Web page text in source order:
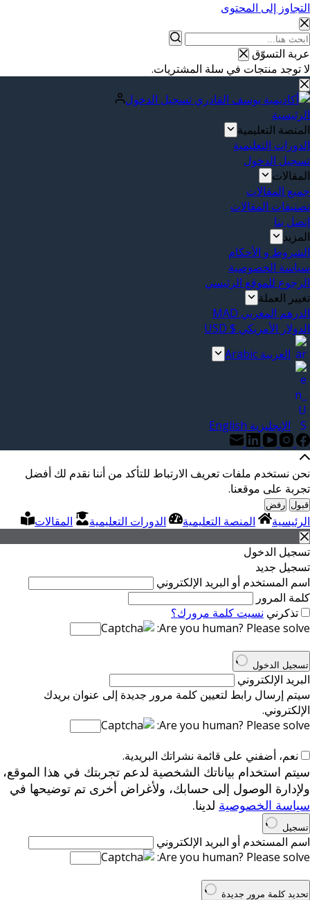
التجاوز إلى المحتوى
عربة التسوّق
لا توجد منتجات في سلة المشتريات.
تسجيل الدخول
الرئيسية
المنصة التعليمية
الدورات التعليمية
تسجيل الدخول
المقالات
جميع المقالات
تصنيفات المقالات
إتصل بنا
المزيد
الشروط و الأحكام
سياسة الخصوصية
الرجوع للموقع الرئيسي
تغيير العملة
الدرهم المغربي MAD
الدولار الأمريكي $ USD
العربية Arabic
الإنجليزية English
نحن نستخدم ملفات تعريف الارتباط للتأكد من أننا نقدم لك أفضل
تجربة على موقعنا.
قبول رفض
الرئيسية المنصة التعليمية الدورات التعليمية
المقالات
تسجيل الدخول
تسجيل جديد
اسم المستخدم أو البريد الإلكتروني
كلمة المرور
تذكرني نسيت كلمة مرورك؟
Are you human? Please solve:
تسجيل الدخول
البريد الإلكتروني
سيتم إرسال رابط لتعيين كلمة مرور جديدة إلى عنوان بريدك
الإلكتروني.
Are you human? Please solve:
نعم، أضفني على قائمة نشراتك البريدية.
سيتم استخدام بياناتك الشخصية لدعم تجربتك في هذا الموقع،
ولإدارة الوصول إلى حسابك، ولأغراض أخرى تم توضيحها في
سياسة الخصوصية لدينا.
تسجيل
اسم المستخدم أو البريد الإلكتروني
Are you human? Please solve:
تحديد كلمة مرور جديدة